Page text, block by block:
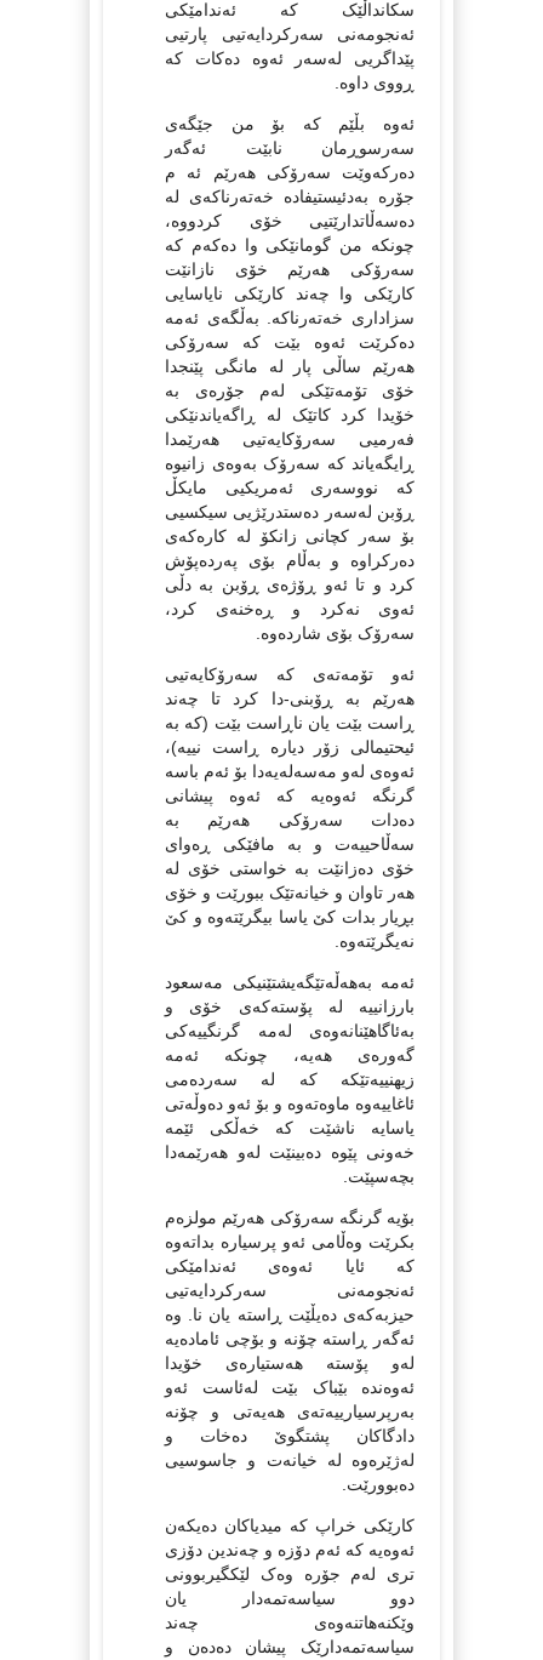
سکانداڵێک کە ئەندامێکی
ئەنجومەنی سەرکردایەتیی پارتیی
پێداگریی لەسەر ئەوە دەکات کە
ڕووی داوە.
ئەوە بڵێم کە بۆ من جێگەی
سەرسوڕمان نابێت ئەگەر
دەرکەوێت سەرۆکی هەرێم ئە م
جۆرە بەدئیستیفادە خەتەرناکەی لە
دەسەڵاتدارێتیی خۆی کردووە،
چونکە من گومانێکی وا دەکەم کە
سەرۆکی هەرێم خۆی نازانێت
کارێکی وا چەند کارێکی نایاسایی
سزاداری خەتەرناکە. بەڵگەی ئەمە
دەکرێت ئەوە بێت کە سەرۆکی
هەرێم ساڵی پار لە مانگی پێنجدا
خۆی تۆمەتێکی لەم جۆرەی بە
خۆیدا کرد کاتێک لە ڕاگەیاندنێکی
فەرمیی سەرۆکایەتیی هەرێمدا
ڕایگەیاند کە سەرۆک بەوەی زانیوە
کە نووسەری ئەمریکیی مایکڵ
ڕۆبن لەسەر دەستدرێژیی سیکسیی
بۆ سەر کچانی زانکۆ لە کارەکەی
دەرکراوە و بەڵام بۆی پەردەپۆش
کرد و تا ئەو ڕۆژەی ڕۆبن بە دڵی
ئەوی نەکرد و ڕەخنەی کرد،
سەرۆک بۆی شاردەوە.
ئەو تۆمەتەی کە سەرۆکایەتیی
هەرێم بە ڕۆبنی-دا کرد تا چەند
ڕاست بێت یان ناڕاست بێت (کە بە
ئیحتیمالی زۆر دیارە ڕاست نییە)،
ئەوەی لەو مەسەلەیەدا بۆ ئەم باسە
گرنگە ئەوەیە کە ئەوە پیشانی
دەدات سەرۆکی هەرێم بە
سەڵاحییەت و بە مافێکی ڕەوای
خۆی دەزانێت بە خواستی خۆی لە
هەر تاوان و خیانەتێک ببورێت و خۆی
بڕیار بدات کێ یاسا بیگرێتەوە و کێ
نەیگرێتەوە.
‌ئەمە بەهەڵەتێگەیشتێنیکی مەسعود
بارزانییە لە پۆستەکەی خۆی و
بەئاگاهێنانەوەی لەمە گرنگییەکی
گەورەی هەیە، چونکە ئەمە
زیهنییەتێکە کە لە سەردەمی
ئاغاییەوە ماوەتەوە و بۆ ئەو دەوڵەتی
یاسایە ناشێت کە خەڵکی ئێمە
خەونی پێوە دەبینێت لەو هەرێمەدا
بچەسپێت.
بۆیە گرنگە سەرۆکی هەرێم مولزەم
بکرێت وەڵامی ئەو پرسیارە بداتەوە
کە ئایا ئەوەی ئەندامێکی
ئەنجومەنی سەرکردایەتیی
حیزبەکەی دەیڵێت ڕاستە یان نا. وە
ئەگەر ڕاستە چۆنە و بۆچی ئامادەیە
لەو پۆستە هەستیارەی خۆیدا
ئەوەندە بێباک بێت لەئاست ئەو
بەرپرسیارییەتەی هەیەتی و چۆنە
دادگاکان پشتگوێ دەخات و
لەژێرەوە لە خیانەت و جاسوسیی
دەبوورێت.
کارێکی خراپ کە میدیاکان دەیکەن
ئەوەیە کە ئەم دۆزە و چەندین دۆزی
تری لەم جۆرە وەک لێکگیربوونی
دوو سیاسەتمەدار یان
وێکنەهاتنەوەی چەند
سیاسەتمەدارێک پیشان دەدەن و